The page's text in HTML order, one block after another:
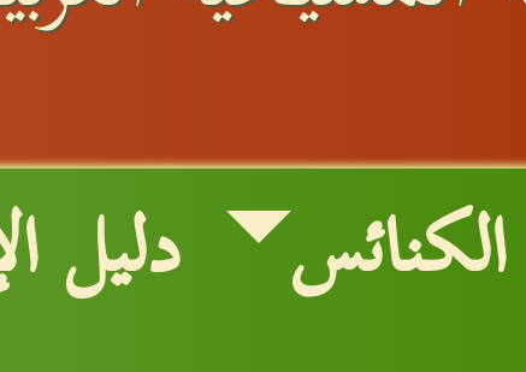
الكنائس دليل